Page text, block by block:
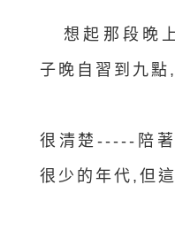
想起那段晚
子晚自習到九
很清楚-----陪
很少的年代,但